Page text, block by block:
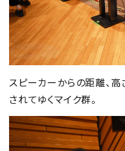
スピーカーからの距離、
されてゆくマイク群。